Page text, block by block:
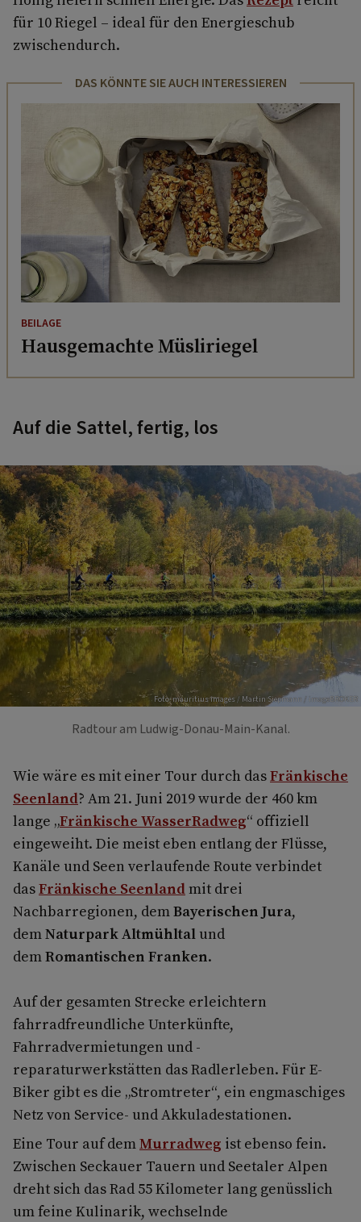
für 10 Riegel – ideal für den Energieschub
zwischendurch.
DAS KÖNNTE SIE AUCH INTERESSIEREN
BEILAGE
Hausgemachte Müsliriegel
Auf die Sattel, fertig, los
Foto: mauritius images / Martin Siepmann / imageBROKER
Radtour am Ludwig-Donau-Main-Kanal.
Wie wäre es mit einer Tour durch dasFränkische
Seenland? Am 21. Juni 2019 wurde der 460 km
lange „Fränkische WasserRadweg“ offiziell
eingeweiht. Die meist eben entlang der Flüsse,
Kanäle und Seen verlaufende Route verbindet
dasFränkische Seenlandmit drei
Nachbarregionen, demBayerischen Jura,
demNaturpark Altmühltal und
demRomantischen Franken.
Auf der gesamten Strecke erleichtern
fahrradfreundliche Unterkünfte,
Fahrradvermietungen und -
reparaturwerkstätten das Radlerleben. Für E-
Biker gibt es die „Stromtreter“, ein engmaschiges
Netz von Service- und Akkuladestationen.
Eine Tour auf demMurradweg ist ebenso fein.
Zwischen Seckauer Tauern und Seetaler Alpen
dreht sich das Rad 55 Kilometer lang genüsslich
um feine Kulinarik, wechselnde